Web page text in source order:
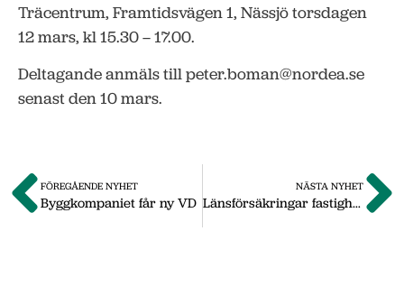
Träcentrum, Framtidsvägen 1, Nässjö torsdagen
12 mars, kl 15.30 – 17.00.
Deltagande anmäls till peter.boman@nordea.se
senast den 10 mars.
FÖREGÅENDE NYHET
Byggkompaniet får ny VD
NÄSTA NYHET
Länsförsäkringar fastighetsförmedling i Nässjö på absoluta svensktoppen